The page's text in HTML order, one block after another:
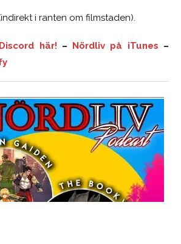
i ranten om filmstaden).
här! – Nördliv på iTunes –